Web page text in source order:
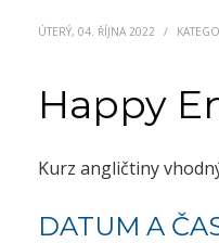
ÚTERÝ, 04. ŘÍJNA 2022 /
Happy
Kurz angličtiny
DATUM A